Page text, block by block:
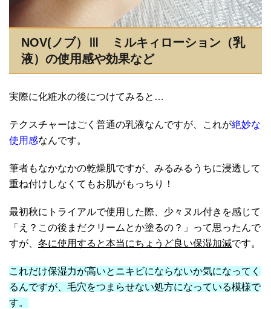
NOV(ノブ）Ⅲ ミルキィローション（乳
液）の使用感や効果など
実際に化粧水の後につけてみると…
テクスチャーはごく普通の乳液なんですが、これが絶妙な
使用感なんです。
筆者もなかなかの乾燥肌ですが、みるみるうちに浸透して
重ね付けしなくてもお肌がもっちり！
最初秋にトライアルで使用した際、少々ヌル付きを感じて
「え？この後まだクリームとか塗るの？」って思ったんで
すが、 冬に使用すると本当にちょうど良い保湿加減です。
これだけ保湿力が高いとニキビにならないか気になってく
るんですが、毛穴をつまらせない処方になっている模様で
す。